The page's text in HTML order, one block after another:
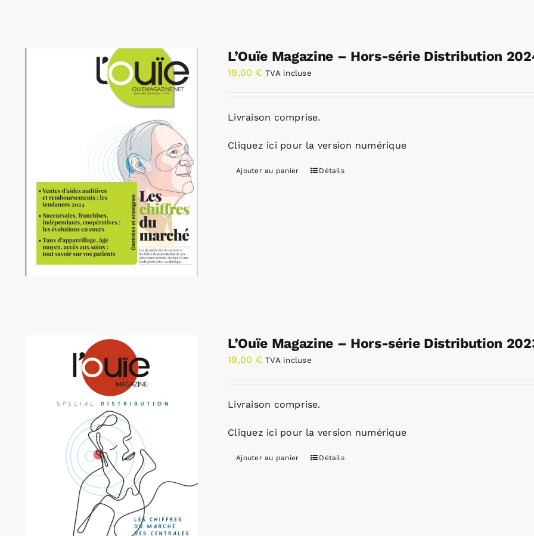
L’Ouïe Magazine – Hors-série Distribution
19,00 € TVA incluse
Livraison comprise.
Cliquez ici pour la version numérique
Ajouter au panier Détails
L’Ouïe Magazine – Hors-série Distribution
19,00 € TVA incluse
Livraison comprise.
Cliquez ici pour la version numérique
Ajouter au panier Détails